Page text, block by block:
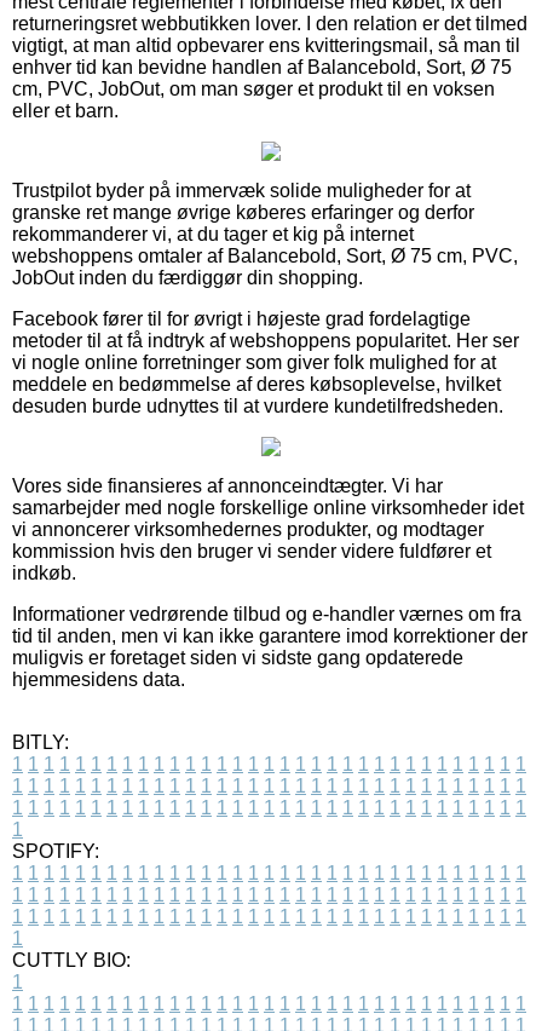
returneringsret webbutikken lover. I den relation er det tilmed
vigtigt, at man altid opbevarer ens kvitteringsmail, så man til
enhver tid kan bevidne handlen af Balancebold, Sort, Ø 75
cm, PVC, JobOut, om man søger et produkt til en voksen
eller et barn.
Trustpilot byder på immervæk solide muligheder for at
granske ret mange øvrige køberes erfaringer og derfor
rekommanderer vi, at du tager et kig på internet
webshoppens omtaler af Balancebold, Sort, Ø 75 cm, PVC,
JobOut inden du færdiggør din shopping.
Facebook fører til for øvrigt i højeste grad fordelagtige
metoder til at få indtryk af webshoppens popularitet. Her ser
vi nogle online forretninger som giver folk mulighed for at
meddele en bedømmelse af deres købsoplevelse, hvilket
desuden burde udnyttes til at vurdere kundetilfredsheden.
Vores side finansieres af annonceindtægter. Vi har
samarbejder med nogle forskellige online virksomheder idet
vi annoncerer virksomhedernes produkter, og modtager
kommission hvis den bruger vi sender videre fuldfører et
indkøb.
Informationer vedrørende tilbud og e-handler værnes om fra
tid til anden, men vi kan ikke garantere imod korrektioner der
muligvis er foretaget siden vi sidste gang opdaterede
hjemmesidens data.
BITLY:
1 1 1 1 1 1 1 1 1 1 1 1 1 1 1 1 1 1 1 1 1 1 1 1 1 1 1 1 1 1 1 1 1
1 1 1 1 1 1 1 1 1 1 1 1 1 1 1 1 1 1 1 1 1 1 1 1 1 1 1 1 1 1 1 1 1
1 1 1 1 1 1 1 1 1 1 1 1 1 1 1 1 1 1 1 1 1 1 1 1 1 1 1 1 1 1 1 1 1
1
SPOTIFY:
1 1 1 1 1 1 1 1 1 1 1 1 1 1 1 1 1 1 1 1 1 1 1 1 1 1 1 1 1 1 1 1 1
1 1 1 1 1 1 1 1 1 1 1 1 1 1 1 1 1 1 1 1 1 1 1 1 1 1 1 1 1 1 1 1 1
1 1 1 1 1 1 1 1 1 1 1 1 1 1 1 1 1 1 1 1 1 1 1 1 1 1 1 1 1 1 1 1 1
1
CUTTLY BIO:
1
1 1 1 1 1 1 1 1 1 1 1 1 1 1 1 1 1 1 1 1 1 1 1 1 1 1 1 1 1 1 1 1 1
1 1 1 1 1 1 1 1 1 1 1 1 1 1 1 1 1 1 1 1 1 1 1 1 1 1 1 1 1 1 1 1 1